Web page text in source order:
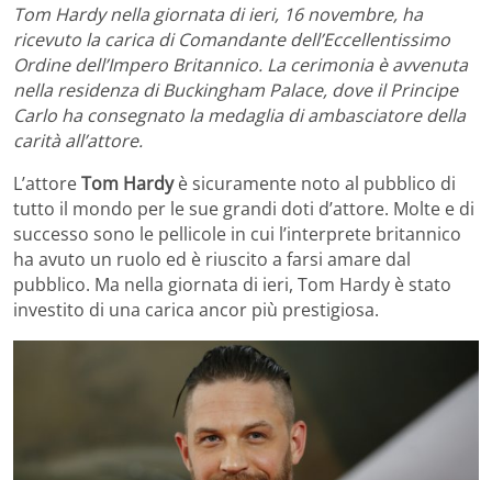
Tom Hardy nella giornata di ieri, 16 novembre, ha
ricevuto la carica di Comandante dell’Eccellentissimo
Ordine dell’Impero Britannico. La cerimonia è avvenuta
nella residenza di Buckingham Palace, dove il Principe
Carlo ha consegnato la medaglia di ambasciatore della
carità all’attore.
L’attoreTom Hardyè sicuramente noto al pubblico di
tutto il mondo per le sue grandi doti d’attore. Molte e di
successo sono le pellicole in cui l’interprete britannico
ha avuto un ruolo ed è riuscito a farsi amare dal
pubblico. Ma nella giornata di ieri, Tom Hardy è stato
investito di una carica ancor più prestigiosa.